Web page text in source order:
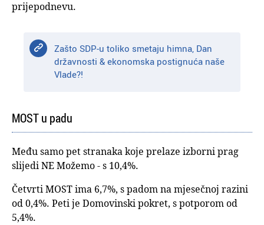
prijepodnevu.
Zašto SDP-u toliko smetaju himna, Dan
državnosti & ekonomska postignuća naše
Vlade?!
MOST u padu
Među samo pet stranaka koje prelaze izborni prag
slijedi NE Možemo - s 10,4%.
Četvrti MOST ima 6,7%, s padom na mjesečnoj razini
od 0,4%. Peti je Domovinski pokret, s potporom od
5,4%.